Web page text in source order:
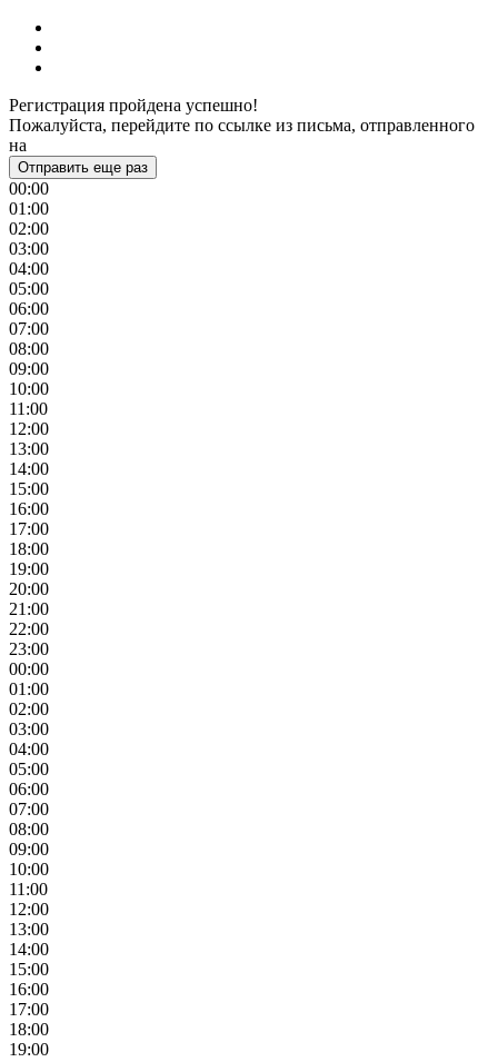
Регистрация пройдена успешно!
Пожалуйста, перейдите по ссылке из письма, отправленного
на
Отправить еще раз
00:00
01:00
02:00
03:00
04:00
05:00
06:00
07:00
08:00
09:00
10:00
11:00
12:00
13:00
14:00
15:00
16:00
17:00
18:00
19:00
20:00
21:00
22:00
23:00
00:00
01:00
02:00
03:00
04:00
05:00
06:00
07:00
08:00
09:00
10:00
11:00
12:00
13:00
14:00
15:00
16:00
17:00
18:00
19:00